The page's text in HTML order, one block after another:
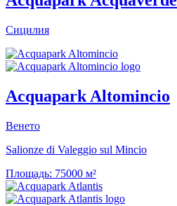
Сицилия
Acquapark Altomincio
Венето
Salionze di Valeggio sul Mincio
Площадь: 75000 м²